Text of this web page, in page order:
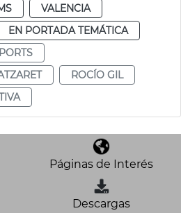
VALENCIA
EN PORTADA TEMÁTICA
ROCÍO GIL
Páginas de Interés
Descargas